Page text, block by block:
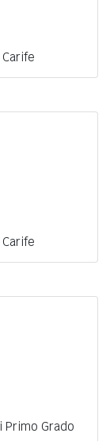
Grado